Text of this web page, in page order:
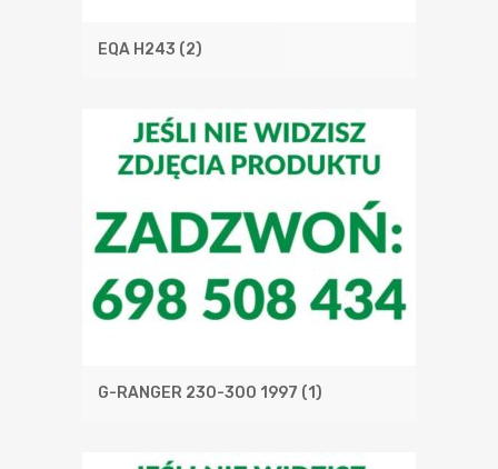
EQA H243 (2)
G-RANGER 230-300 1997 (1)